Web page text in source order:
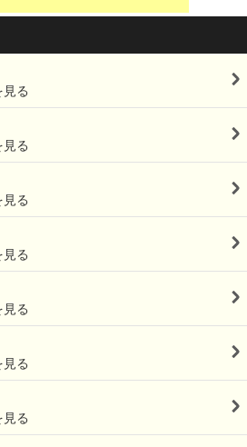
る
る
る
る
る
る
る